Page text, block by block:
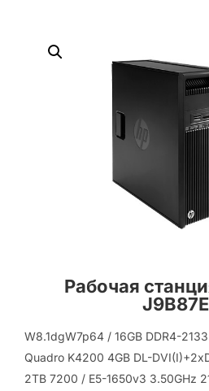
Рабочая
W8.1dgW7p64 / 16GB DDR4-
Quadro K4200 4GB DL-
2TB 7200 / E5-1650v3 3.50GHz